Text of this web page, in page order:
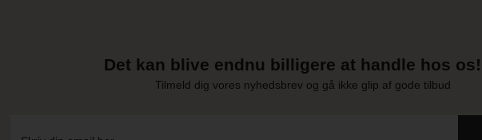
Det kan blive endnu billigere at handle hos
Tilmeld dig vores nyhedsbrev og gå ikke glip af gode tilbud